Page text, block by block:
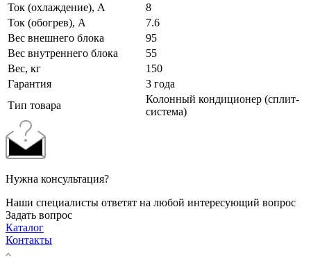
Ток (охлаждение), А
8
Ток (обогрев), А
7.6
Вес внешнего блока
95
Вес внутреннего блока
55
Вес, кг
150
Гарантия
3 года
Тип товара
Колонный кондиционер (сплит-
система)
Нужна консультация?
Наши специалисты ответят на любой интересующий вопрос
Задать вопрос
Каталог
Контакты